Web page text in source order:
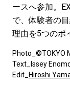
ースへ参加。
で、体験者の
理由を5つのポ
Photo_©TOKYO
Text_Issey
Edit_ Hiroshi